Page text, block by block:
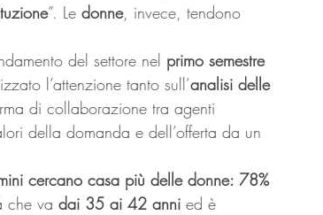
”. Le donne, invece, tendono
del settore nel primo semestre
l’attenzione tanto sull’analisi delle
di collaborazione tra agenti
della domanda e dell’offerta da un
cercano casa più delle donne: 78%
che va dai 35 ai 42 anni ed è